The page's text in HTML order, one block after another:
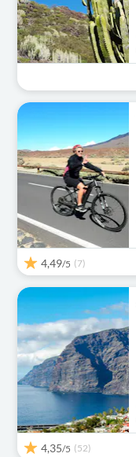
4,49/5 (7)
4,35/5 (52)